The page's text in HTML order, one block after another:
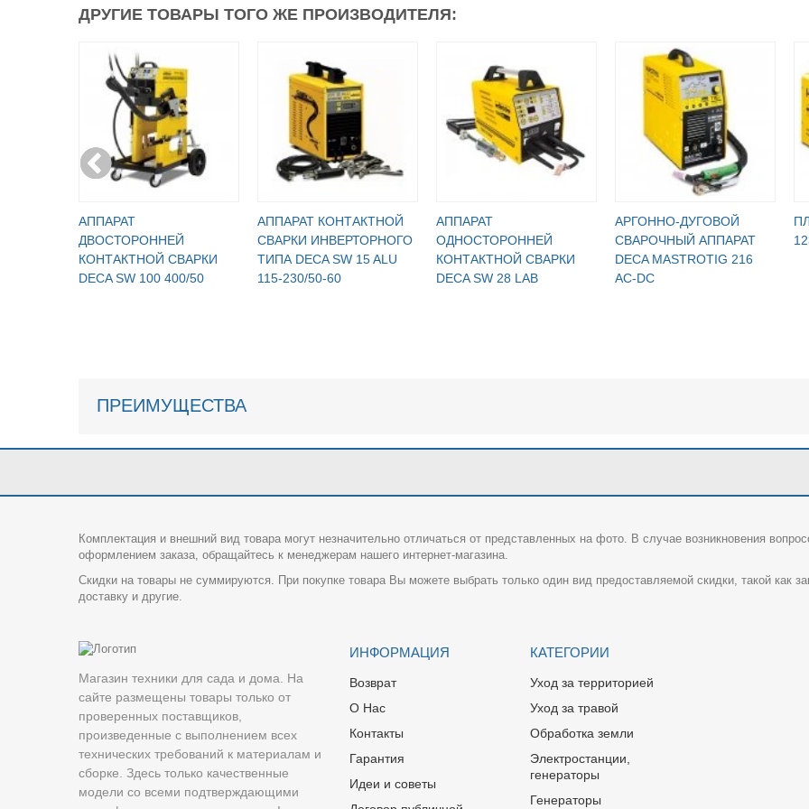
ДРУГИЕ ТОВАРЫ ТОГО ЖЕ ПРОИЗВОДИТЕЛЯ:
АППАРАТ
ДВОСТОРОННЕЙ
КОНТАКТНОЙ СВАРКИ
DECA SW 100 400/50
АППАРАТ КОНТАКТНОЙ
СВАРКИ ИНВЕРТОРНОГО
ТИПА DECA SW 15 ALU
115-230/50-60
АППАРАТ
ОДНОСТОРОННЕЙ
КОНТАКТНОЙ СВАРКИ
DECA SW 28 LAB
АРГОННО-ДУГОВОЙ
СВАРОЧНЫЙ АППАРАТ
DECA MASTROTIG 216
AC-DC
ПРЕИМУЩЕСТВА
Комплектация и внешний вид товара могут незначительно отличаться от представленных на фото. В случае возникновения
оформлением заказа, обращайтесь к менеджерам нашего интернет-магазина.
Скидки на товары не суммируются. При покупке товара Вы можете выбрать только один вид предоставляемой скидки, такой как
доставку и другие.
Магазин техники для сада и дома. На
сайте размещены товары только от
проверенных поставщиков,
произведенные с выполнением всех
технических требований к материалам и
сборке. Здесь только качественные
модели со всеми подтверждающими
ИНФОРМАЦИЯ
Возврат
О Нас
Контакты
Гарантия
Идеи и советы
КАТЕГОРИИ
Уход за территорией
Уход за травой
Обработка земли
Электростанции,
генераторы
Генераторы